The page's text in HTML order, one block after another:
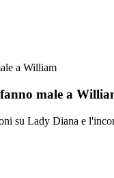
a William
male a
su Lady Diana e